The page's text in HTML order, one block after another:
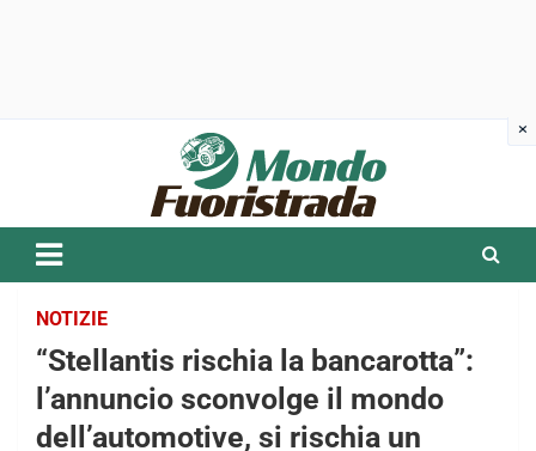
NOTIZIE
“Stellantis rischia la bancarotta”:
l’annuncio sconvolge il mondo
dell’automotive, si rischia un